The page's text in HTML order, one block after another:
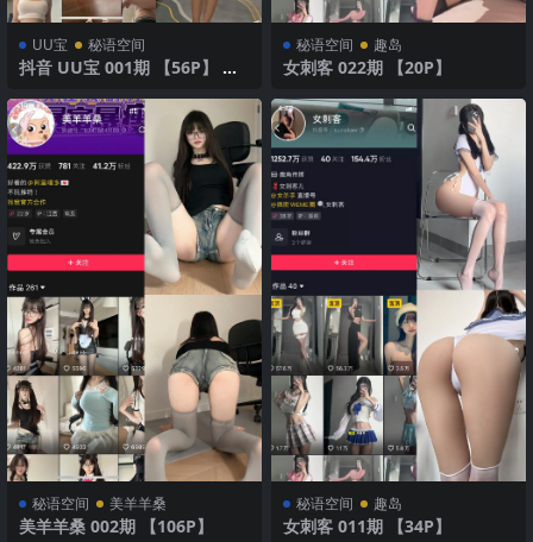
UU宝 秘语空间
抖音 UU宝 001期 【56P】 魅
秘语空间 趣岛
女刺客 022期 【20P】
秘语空间 美羊羊桑
美羊羊桑 002期 【106P】
秘语空间 趣岛
女刺客 011期 【34P】